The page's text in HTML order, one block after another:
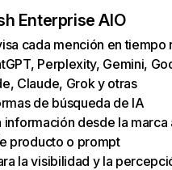
Enterprise AIO
cada mención en tiempo
Perplexity, Gemini,
Claude, Grok y otras
de búsqueda de IA
información desde la marca
producto o prompt
la visibilidad y la